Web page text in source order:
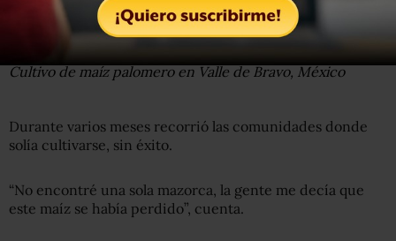
RAFAEL MIER
Cultivo de maíz palomero en Valle de Bravo, México
Durante varios meses recorrió las comunidades donde
solía cultivarse, sin éxito.
“No encontré una sola mazorca, la gente me decía que
este maíz se había perdido”, cuenta.